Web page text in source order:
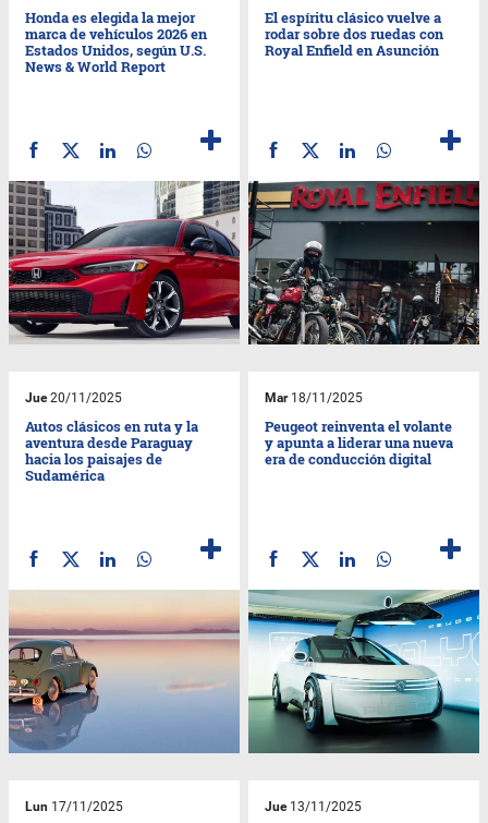
Honda es elegida la mejor
marca de vehículos 2026 en
Estados Unidos, según U.S.
News & World Report
El espíritu clásico vuelve a
rodar sobre dos ruedas con
Royal Enfield en Asunción
Jue20/11/2025
Autos clásicos en ruta y la
aventura desde Paraguay
hacia los paisajes de
Sudamérica
Mar18/11/2025
Peugeot reinventa el volante
y apunta a liderar una nueva
era de conducción digital
Lun 17/11/2025 Jue13/11/2025